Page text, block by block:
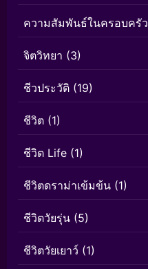
ความสัมพันธ์ในครอบครัว
จิตวิทยา (3)
ชีวประวัติ (19)
ชีวิต (1)
ชีวิต Life (1)
ชีวิตดราม่าเข้มข้น (1)
ชีวิตวัยรุ่น (5)
ชีวิตวัยเยาว์ (1)